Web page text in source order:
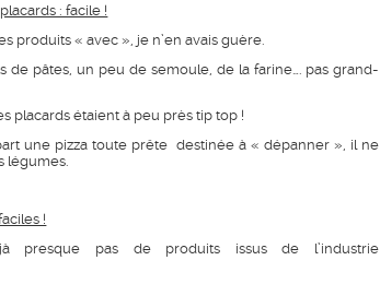
: facile !
produits « avec », je n’en avais guère.
de pâtes, un peu de semoule, de la farine…. pas grand-
placards étaient à peu près tip top !
une pizza toute prête destinée à « dépanner », il ne
légumes.
!
presque pas de produits issus de l’industrie